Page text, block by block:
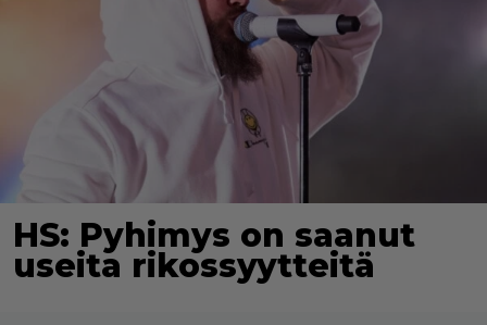
HS: Pyhimys on saanut
useita rikossyytteitä